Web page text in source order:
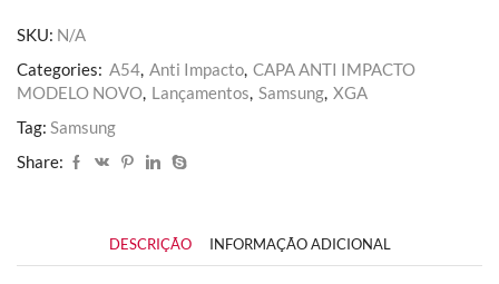
SKU: N/A
Categories: A54, Anti Impacto, CAPA ANTI IMPACTO
MODELO NOVO, Lançamentos, Samsung, XGA
Tag: Samsung
Share:
DESCRIÇÃO INFORMAÇÃO ADICIONAL